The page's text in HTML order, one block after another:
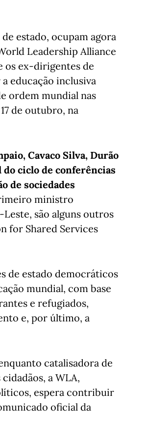
estado, ocupam agora
Leadership Alliance
os ex-dirigentes de
educação inclusiva
ordem mundial nas
de outubro, na
Cavaco Silva, Durão
ciclo de conferências
de sociedades
ministro
são alguns outros
for Shared Services
de estado democráticos
mundial, com base
e refugiados,
e, por último, a
catalisadora de
a WLA,
espera contribuir
oficial da